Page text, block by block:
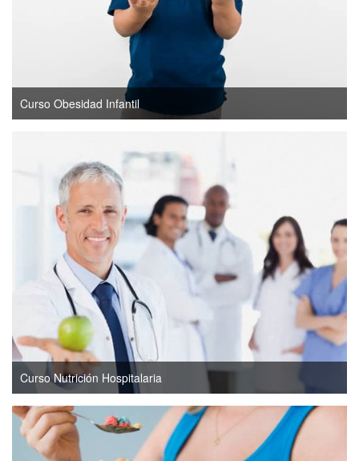
Curso Obesidad Infantil
Curso Nutrición Hospitalaria